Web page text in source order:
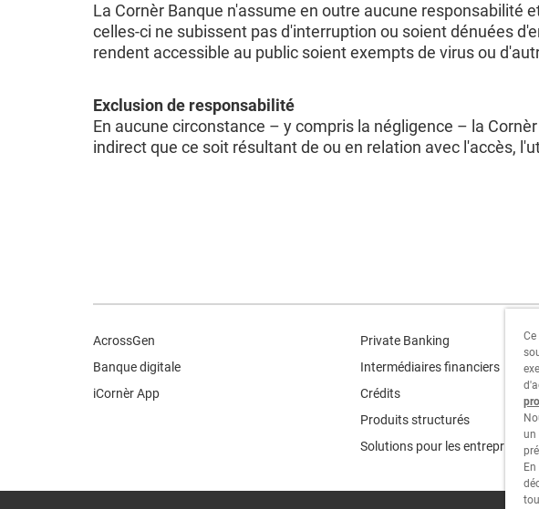
La Cornèr Banque n'assume en outre aucune responsabilité
celles-ci ne subissent pas d'interruption ou soient dénuées
rendent accessible au public soient exempts de virus ou
Exclusion de responsabilité
En aucune circonstance – y compris la négligence – la
indirect que ce soit résultant de ou en relation avec l'accès,
AcrossGen
Banque digitale
iCornèr App
Private Banking
Intermédiaires financiers
Crédits
Produits structurés
Solutions pour les entreprises
un